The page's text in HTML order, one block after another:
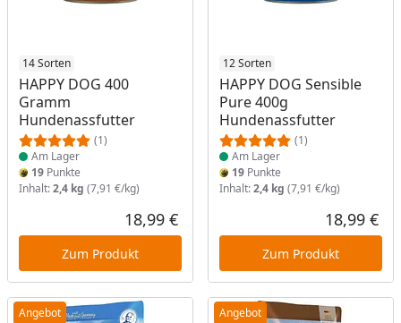
14 Sorten
HAPPY DOG 400
Gramm
Hundenassfutter
(1)
Produkt am Lager
Am Lager
19 Punkte
Inhalt:2,4 kg (7,91 €/kg)
Aktueller Preis
18,99 €
Zum Produkt
12 Sorten
HAPPY DOG Sensible
Pure 400g
Hundenassfutter
(1)
Produkt am Lager
Am Lager
19Punkte
Inhalt:2,4 kg (7,91 €/kg)
18,99 €
Zum Produkt
Angebot Angebot